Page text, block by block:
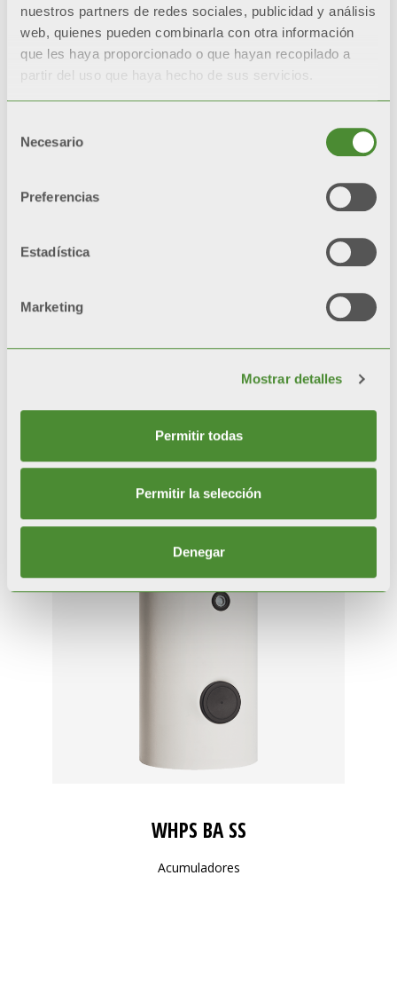
nuestros partners de redes sociales, publicidad y análisis
web, quienes pueden combinarla con otra información
que les haya proporcionado o que hayan recopilado a
partir del uso que haya hecho de sus servicios.
Necesario
Preferencias
Estadística
Marketing
Mostrar detalles
Permitir todas
Permitir la selección
Denegar
blanco
Ánodo de protección de magnesio
para capacidades de hasta 1000
dispositivo electrónico para
Productos
relacionados
WHPS BA SS
Acumuladores